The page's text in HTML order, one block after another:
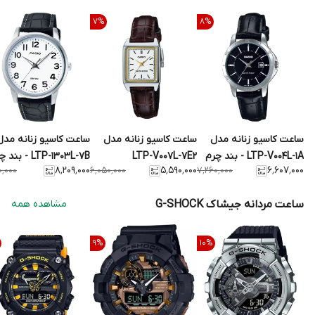
8%
ساعت کاسیو زنانه مدل
LTP-V004L-1A - بند چرم
۶٬۶۰۷٬۰۰۰
۷٬۲۶۰٬۰۰۰
7%
ساعت کاسیو زنانه مدل
LTP-V007L-7E2
۵٬۵۹۰٬۰۰۰
۶٬۰۵۰٬۰۰۰
ساعت کاسیو زنانه
LTP-1303L-7B - بند چرم
۸٬۲۰۹٬۰۰۰
ساعت مردانه جیشاک G-SHOCK مشاهده همه
10%
9%